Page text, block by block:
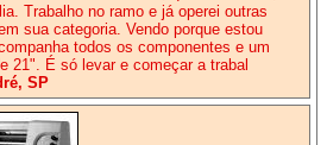
Trabalho no ramo e já operei outras
sua categoria. Vendo porque estou
todos os componentes e um
21". É só levar e começar a trabal
SP